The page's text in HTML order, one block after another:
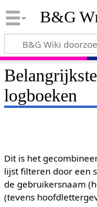
B&G
logboeken
Dit is het
lijst filteren door een
de gebruikersnaam
(tevens